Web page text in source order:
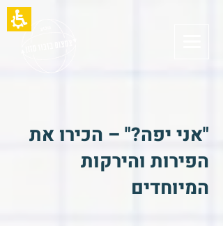
תחילתו
של
דף
"אני יפה?" – הכירו את
הפירות והירקות
המיוחדים